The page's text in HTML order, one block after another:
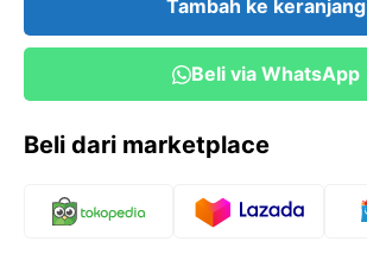
ml
Tambah ke keranjang
Beli via WhatsApp
Beli dari marketplace